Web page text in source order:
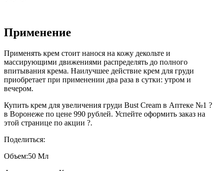
Применение
Применять крем стоит нанося на кожу декольте и
массирующими движениями распределять до полного
впитывания крема. Наилучшее действие крем для груди
приобретает при применении два раза в сутки: утром и
вечером.
Купить крем для увеличения груди Bust Cream в Аптеке №1 ?
в Воронеже по цене 990 рублей. Успейте оформить заказ на
этой странице по акции ?.
Поделиться:
Объем:50 Мл